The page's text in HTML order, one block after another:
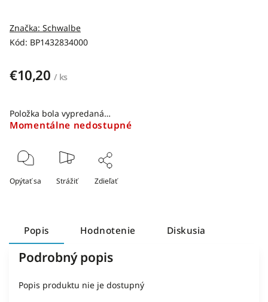
Kód: BP1432834000
Značka: Schwalbe
€10,20 / ks
Momentálne nedostupné
Položka bola vypredaná…
Opýtať sa Strážiť Zdieľať
Popis Hodnotenie Diskusia
Podrobný popis
Popis produktu nie je dostupný